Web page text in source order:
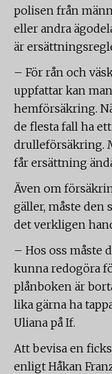
polisen från
eller andra
är
– För rån och
uppfattar kan
hemförsäkring.
de flesta fall ha
drulleförsäkring.
får ersättning
Även om
gäller, måste den
det verkligen
– Hos oss måste
kunna redogöra
plånboken är
lika gärna ha
Uliana på If.
Att bevisa en
enligt Håkan